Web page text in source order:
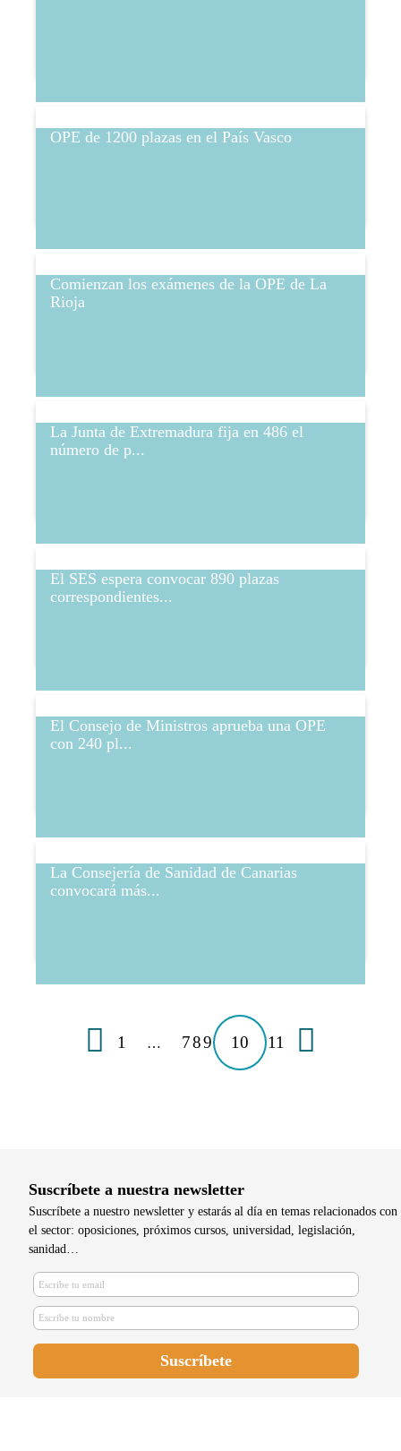
OPE de 1200 plazas en el País Vasco
Comienzan los exámenes de la OPE de La
Rioja
La Junta de Extremadura fija en 486 el
número de p...
El SES espera convocar 890 plazas
correspondientes...
El Consejo de Ministros aprueba una OPE
con 240 pl...
La Consejería de Sanidad de Canarias
convocará más...
1 … 789 10 11
Suscríbete a nuestra newsletter
Suscríbete a nuestro newsletter y estarás al día en temas relacionados con
el sector: oposiciones, próximos cursos, universidad, legislación,
sanidad…